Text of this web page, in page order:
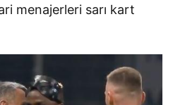
menajerleri sarı kart